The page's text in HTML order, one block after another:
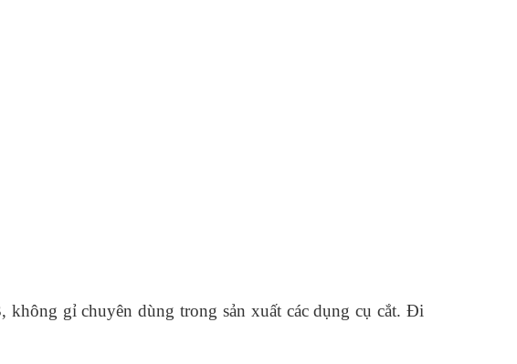
không gỉ chuyên dùng trong sản xuất các dụng cụ cắt. Đi